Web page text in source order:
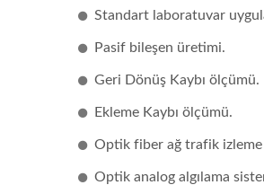
Standart laboratuvar
Pasif bileşen üretimi.
Geri Dönüş Kaybı ölçümü.
Ekleme Kaybı ölçümü.
Optik fiber ağ trafik izleme
Optik analog algılama